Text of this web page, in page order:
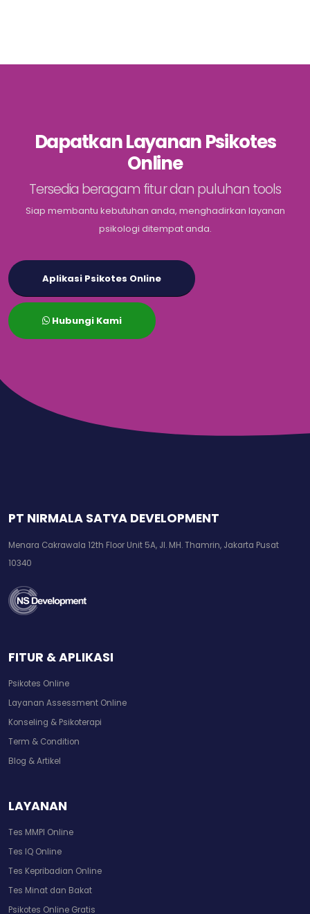
Dapatkan Layanan Psikotes
Online
Tersedia beragam fitur dan puluhan tools
Siap membantu kebutuhan anda, menghadirkan layanan
psikologi ditempat anda.
Aplikasi Psikotes Online
Hubungi Kami
PT NIRMALA SATYA DEVELOPMENT
Menara Cakrawala 12th Floor Unit 5A, Jl. MH. Thamrin, Jakarta Pusat
10340
FITUR & APLIKASI
Psikotes Online
Layanan Assessment Online
Konseling & Psikoterapi
Term & Condition
Blog & Artikel
LAYANAN
Tes MMPI Online
Tes IQ Online
Tes Kepribadian Online
Tes Minat dan Bakat
Psikotes Online Gratis